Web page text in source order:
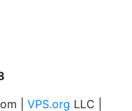
| VPS.org LLC |